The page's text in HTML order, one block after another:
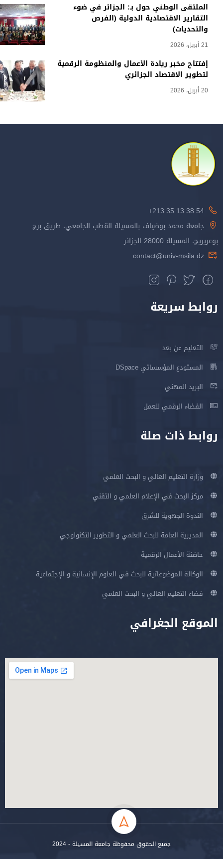
الملتقى الوطني حول بـ: الجزائر في ضوء
التقارير الاقتصادية الدولية (الفرص
والتحديات)
21 أبريل، 2026
إفتتاح مخبر ريادة الأعمال والمنظومة الرقمية
لتطوير الاقتصاد الجزائري
20 أبريل، 2026
213.35.13.38.54+
جامعة محمد بوضياف بالمسيلة القطب الجامعي، طريق برج
بوعريريج، المسيلة 28000 الجزائر
contact@univ-msila.dz
روابط سريعة
التعليم عن بعد
المستودع المؤسساتي DSpace
البريد المهني
الفضاء الرقمي للعمل
روابط ذات صلة
وزارة التعليم العالي و البحث العلمي
مركز البحث في الإعلام العلمي و التقني
الندوة الجهوية للشرق
المديرية العامة للبحث العلمي و التطوير التكنولوجي
حاضنة الأعمال الرقمية
الوكالة الموضوعاتية للبحث في العلوم الإنسانية و الإجتماعية
فضاء التعليم العالي و البحث العلمي
الموقع الجغرافي
جميع الحقوق محفوظة جامعة المسيلة - 2024